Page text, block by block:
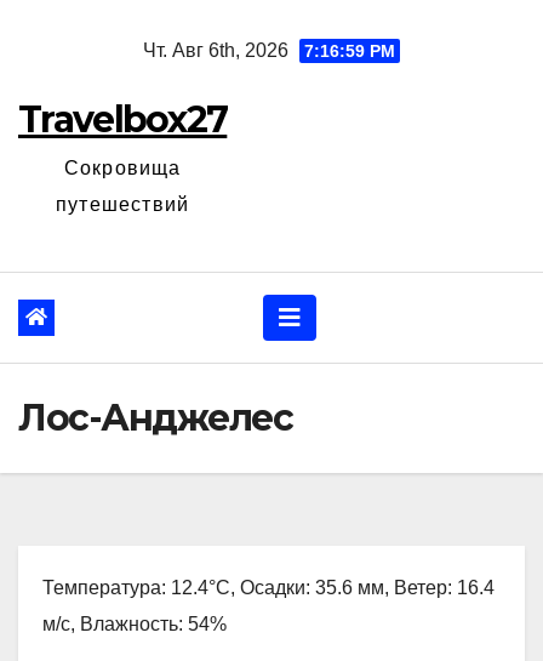
Чт. Авг 6th, 2026 7:17:00 PM
Travelbox27
Сокровища
путешествий
Лос-Анджелес
Температура: 12.4°C, Осадки: 35.6 мм, Ветер: 16.4
м/с, Влажность: 54%